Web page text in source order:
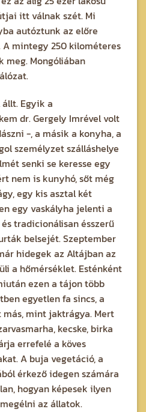
itt válnak szét. Mi
autóztunk az előre
mintegy 250 kilométeres
Mongóliában
Egyik a
dr. Gergely Imrével volt
-, a másik a konyha, a
személyzet szálláshelye
senki se keresse egy
nem is kunyhó, sőt még
egy kis asztal két
egy vaskályha jelenti a
tradicionálisan ésszerű
belsejét. Szeptember
hidegek az Altájban az
a hőmérséklet. Esténként
ezen a tájon több
egyetlen fa sincs, a
mint jaktrágya. Mert
kecske, birka
errefelé a köves
A buja vegetáció, a
érkező idegen számára
hogyan képesek ilyen
az állatok.